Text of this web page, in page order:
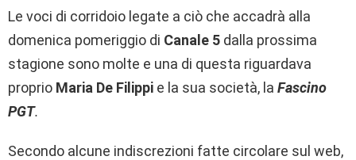
Le voci di corridoio legate a ciò che accadrà alla
domenica pomeriggio di Canale 5 dalla prossima
stagione sono molte e una di questa riguardava
proprio Maria De Filippi e la sua società, la Fascino
PGT.
Secondo alcune indiscrezioni fatte circolare sul web,